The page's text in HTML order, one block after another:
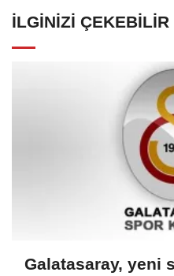
İLGINIZI ÇEKEBILIR
Galatasaray, yeni